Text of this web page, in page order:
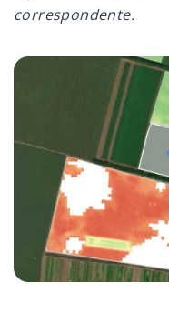
correspondente.